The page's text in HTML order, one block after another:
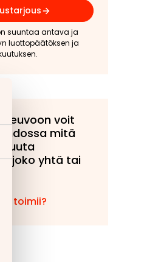
suuntaa antava ja
luottopäätöksen ja
voit
mitä
joko yhtä tai
toimii?